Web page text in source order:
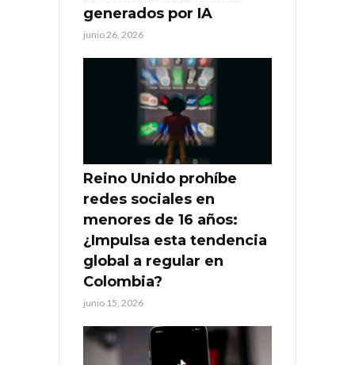
generados por IA
junio 26, 2026
Reino Unido prohíbe
redes sociales en
menores de 16 años:
¿Impulsa esta tendencia
global a regular en
Colombia?
junio 15, 2026